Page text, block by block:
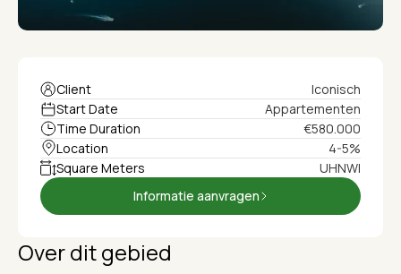
Over dit gebied
Client
Iconisch
Start Date
Appartementen
Time Duration
€580.000
Location
4-5%
Square Meters
UHNWI
Informatie aanvragen